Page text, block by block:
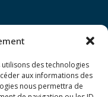
des technologies
aux informations des
nous permettra de